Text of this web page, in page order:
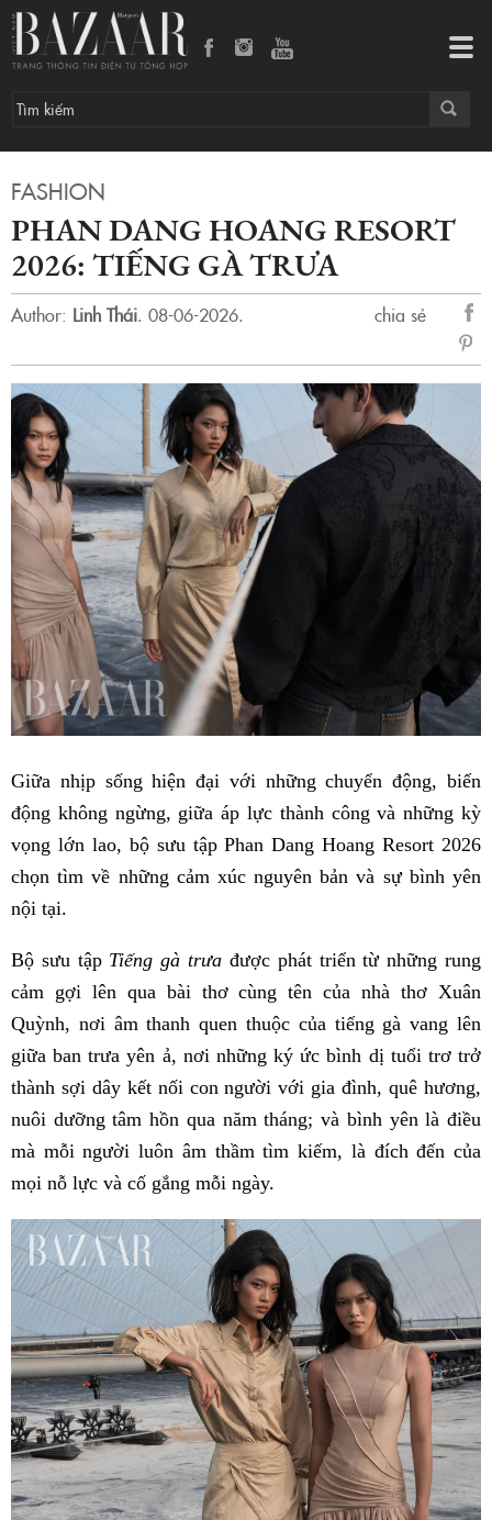
FASHION
PHAN DANG HOANG RESORT
2026: TIẾNG GÀ TRƯA
Author: Linh Thái. 08-06-2026.
chia sẻ
sẻ
Giữa nhịp sống hiện đại với những chuyển động, biến
động không ngừng, giữa áp lực thành công và những kỳ
vọng lớn lao, bộ sưu tập Phan Dang Hoang Resort 2026
chọn tìm về những cảm xúc nguyên bản và sự bình yên
nội tại.
Bộ sưu tập Tiếng gà trưa được phát triển từ những rung
cảm gợi lên qua bài thơ cùng tên của nhà thơ Xuân
Quỳnh, nơi âm thanh quen thuộc của tiếng gà vang lên
giữa ban trưa yên ả, nơi những ký ức bình dị tuổi trơ trở
thành sợi dây kết nối con người với gia đình, quê hương,
nuôi dưỡng tâm hồn qua năm tháng; và bình yên là điều
mà mỗi người luôn âm thầm tìm kiếm, là đích đến của
mọi nỗ lực và cố gắng mỗi ngày.
Phan Dang Hoang Resort 2026: Tiếng Gà Trưa